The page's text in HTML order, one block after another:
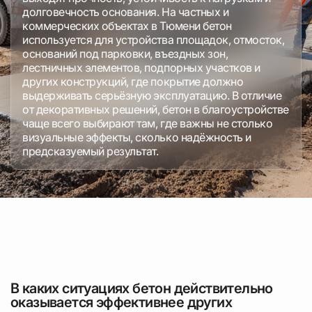
долговечность основания. На частных и
коммерческих объектах в Тюмени бетон
используется для устройства площадок, отмосток,
оснований под парковки, въездных зон,
лестничных элементов, подпорных участков и
других конструкций, где покрытие должно
выдерживать серьёзную эксплуатацию. В отличие
от декоративных решений, бетон в благоустройстве
чаще всего выбирают там, где важны не столько
визуальные эффекты, сколько надёжность и
предсказуемый результат.
В каких ситуациях бетон действительно
оказывается эффективнее других